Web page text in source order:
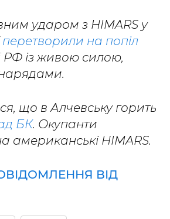
ударом з HIMARS у
перетворили на попіл
РФ із живою силою,
що в Алчевську горить
БК. Окупанти
американські HIMARS.
ВІД